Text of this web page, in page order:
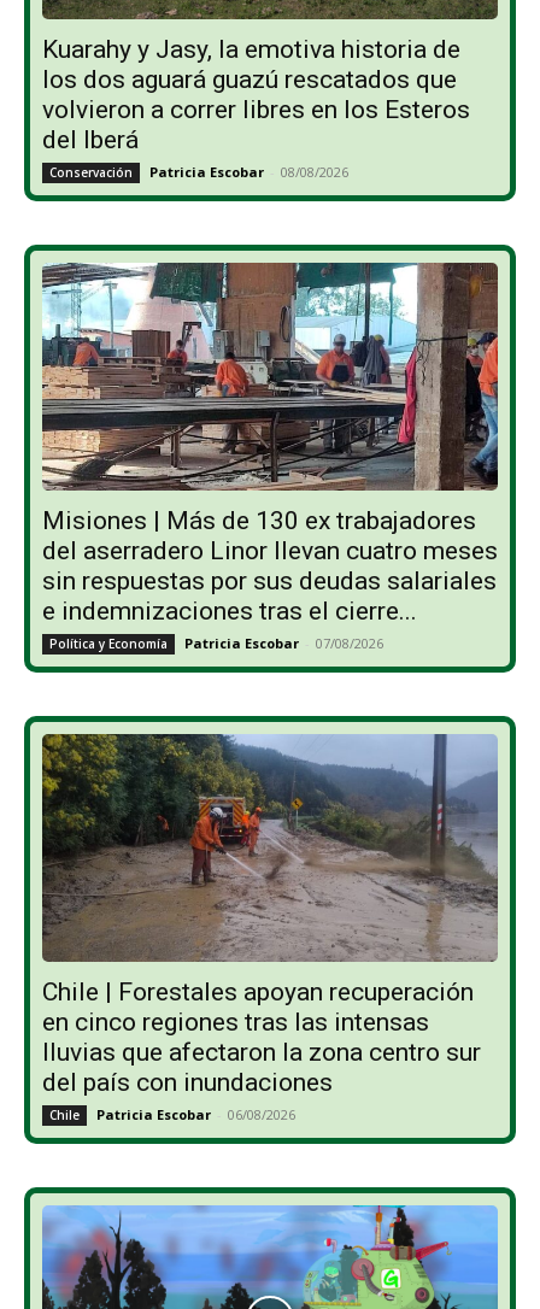
Kuarahy y Jasy, la emotiva historia de
los dos aguará guazú rescatados que
volvieron a correr libres en los Esteros
del Iberá
Conservación Patricia Escobar - 08/08/2026
Misiones | Más de 130 ex trabajadores
del aserradero Linor llevan cuatro meses
sin respuestas por sus deudas salariales
e indemnizaciones tras el cierre...
Política y Economía Patricia Escobar - 07/08/2026
Chile | Forestales apoyan recuperación
en cinco regiones tras las intensas
lluvias que afectaron la zona centro sur
del país con inundaciones
Chile Patricia Escobar - 06/08/2026